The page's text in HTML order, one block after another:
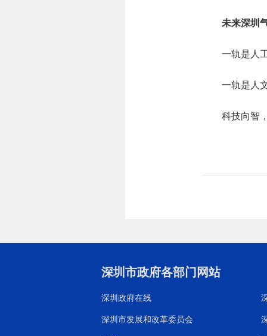
未来深圳
一轨是人
一轨是人文
科技向智，
深圳市政府各部门网站
深圳政府在线
深圳市发展和改革委员会